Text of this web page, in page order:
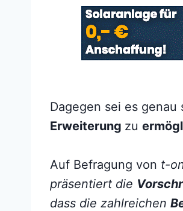
Dagegen sei es genau
Erweiterung zu
Auf Befragung von t-
präsentiert die
dass die zahlreichen